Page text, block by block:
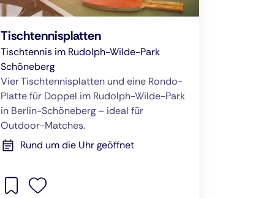
Tischtennisplatten
Tischtennis im Rudolph-Wilde-Park
Schöneberg
Vier Tischtennisplatten und eine Rondo-
Platte für Doppel im Rudolph-Wilde-Park
in Berlin-Schöneberg – ideal für
Outdoor-Matches.
Rund um die Uhr geöffnet